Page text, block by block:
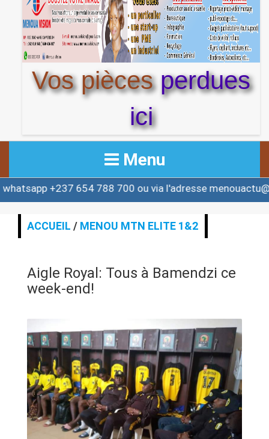
Vos piècesperdues
ici
Menu
ACCUEIL
ACTUALITE
ALERTE
ART & CULTURE & TRADITION
ASSAINISSEMENT
BREAKING-NEWS
CAMEROUN
654 788 700 ou via l'adresse
ACCUEIL / MENOU MTN ELITE 1&2
Aigle Royal: Tous à Bamendzi ce
week-end!